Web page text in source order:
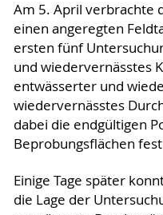
Am 5. April verbrachte
einen angeregten
ersten fünf
und wiedervernässtes
entwässerter und
wiedervernässtes
dabei die endgültigen
Beprobungsflächen
Einige Tage später
die Lage der